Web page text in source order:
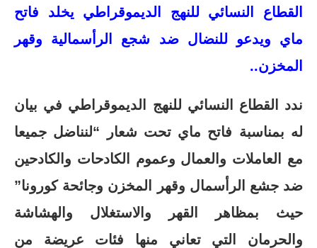
القطاع النسائي للنهج الديموقراطي يخلد فاتح
ماي ويدعو للنضال ضد شجع الرأسمالية وقهر
المخزن..
ندد القطاع النسائي للنهج الديموقراطي في بيان
له بمناسبة فاتح ماي تحت شعار “لنناضل جميعا
مع العاملات والعمال وعموم الكادحات والكادحين
ضد جشع الرأسمال وقهر المخزن وجائحة كورونا”
حيث بمظاهر القهر والاستغلال والهشاشة
والحرمان التي تعاني منها فئات عريضة من